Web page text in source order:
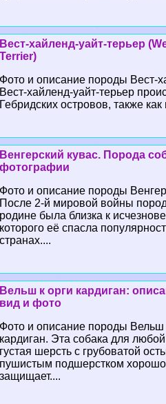
Вест-хайленд-уайт-терьер
Terrier)
Фото и описание породы Вест-
Вест-хайленд-уайт-терьер
Гебридских островов, также как
Венгерский кувас. Порода
фотографии
Фото и описание породы
После 2-й мировой войны
родине была близка к
которого её спасла
странах....
Вельш к opги кардиган:
вид и фото
Фото и описание породы Вельш
кардиган. Эта собака для
густая шерсть с грубоватой
пушистым подшерстком хорошо
защищает....